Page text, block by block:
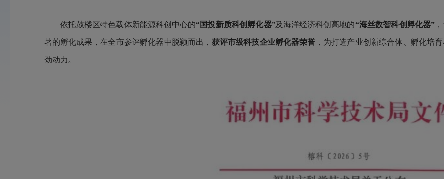
依托鼓楼区特色载体新能源科创中心的“国投新质科创孵化器”及海洋经济科创高地的“海丝数智科创孵化器”
著的孵化成果，在全市参评孵化器中脱颖而出， 获评市级科技企业孵化器荣誉，为打造产业创新综合体、孵化培
劲动力。